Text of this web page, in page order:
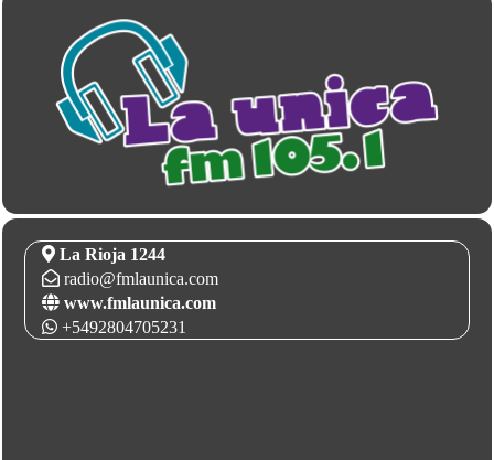
La Rioja 1244
radio@fmlaunica.com
www.fmlaunica.com
+5492804705231